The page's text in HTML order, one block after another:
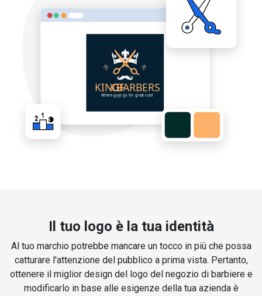
Il tuo logo è la tua identità
Al tuo marchio potrebbe mancare un tocco in più che possa
catturare l'attenzione del pubblico a prima vista. Pertanto,
ottenere il miglior design del logo del negozio di barbiere e
modificarlo in base alle esigenze della tua azienda è